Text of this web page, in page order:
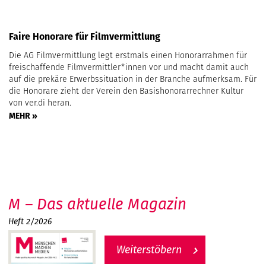
Faire Honorare für Filmvermittlung
Die AG Filmvermittlung legt erstmals einen Honorarrahmen für
freischaffende Filmvermittler*innen vor und macht damit auch
auf die prekäre Erwerbssituation in der Branche aufmerksam. Für
die Honorare zieht der Verein den Basishonorarrechner Kultur
von ver.di heran.
MEHR »
M – Das aktuelle Magazin
Heft 2/2026
Weiterstöbern